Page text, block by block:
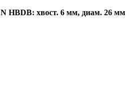
HBDB: хвост. 6 мм, диам. 26 мм